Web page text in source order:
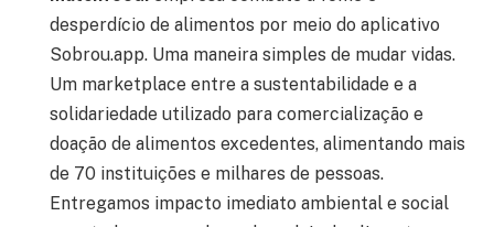
desperdício de alimentos por meio do aplicativo
Sobrou.app. Uma maneira simples de mudar vidas.
Um marketplace entre a sustentabilidade e a
solidariedade utilizado para comercialização e
doação de alimentos excedentes, alimentando mais
de 70 instituições e milhares de pessoas.
Entregamos impacto imediato ambiental e social